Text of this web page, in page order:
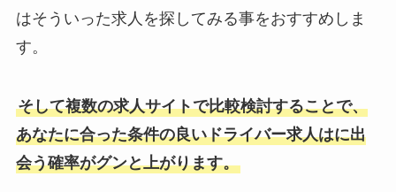
はそういった求人を探してみる事をおすすめしま
す。
そして複数の求人サイトで比較検討することで、
あなたに合った条件の良いドライバー求人はに出
会う確率がグンと上がります。